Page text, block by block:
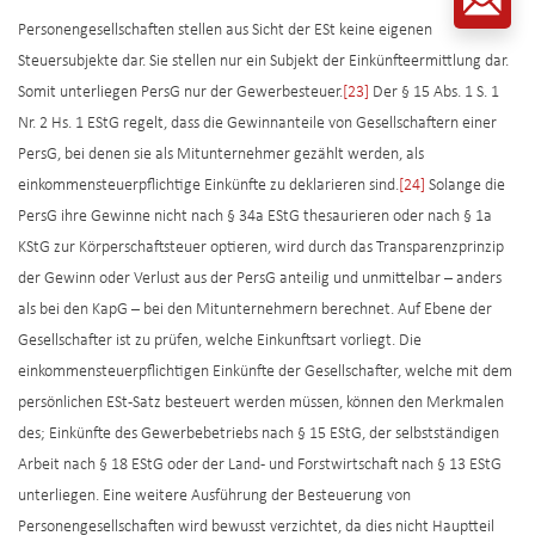
Personengesellschaften stellen aus Sicht der ESt keine eigenen
Steuersubjekte dar. Sie stellen nur ein Subjekt der Einkünfteermittlung dar.
Somit unterliegen PersG nur der Gewerbesteuer. [23] Der § 15 Abs. 1 S. 1
Nr. 2 Hs. 1 EStG regelt, dass die Gewinnanteile von Gesellschaftern einer
PersG, bei denen sie als Mitunternehmer gezählt werden, als
einkommensteuerpflichtige Einkünfte zu deklarieren sind. [24] Solange die
PersG ihre Gewinne nicht nach § 34a EStG thesaurieren oder nach § 1a
KStG zur Körperschaftsteuer optieren, wird durch das Transparenzprinzip
der Gewinn oder Verlust aus der PersG anteilig und unmittelbar – anders
als bei den KapG – bei den Mitunternehmern berechnet. Auf Ebene der
Gesellschafter ist zu prüfen, welche Einkunftsart vorliegt. Die
einkommensteuerpflichtigen Einkünfte der Gesellschafter, welche mit dem
persönlichen ESt-Satz besteuert werden müssen, können den Merkmalen
des; Einkünfte des Gewerbebetriebs nach § 15 EStG, der selbstständigen
Arbeit nach § 18 EStG oder der Land- und Forstwirtschaft nach § 13 EStG
unterliegen. Eine weitere Ausführung der Besteuerung von
Personengesellschaften wird bewusst verzichtet, da dies nicht Hauptteil